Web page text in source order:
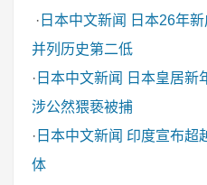
· 日本中文新闻
日本26年
并列历史第二低
· 日本中文新闻
日本皇居新
涉公然猥亵被捕
· 日本中文新闻 印度宣布超
体